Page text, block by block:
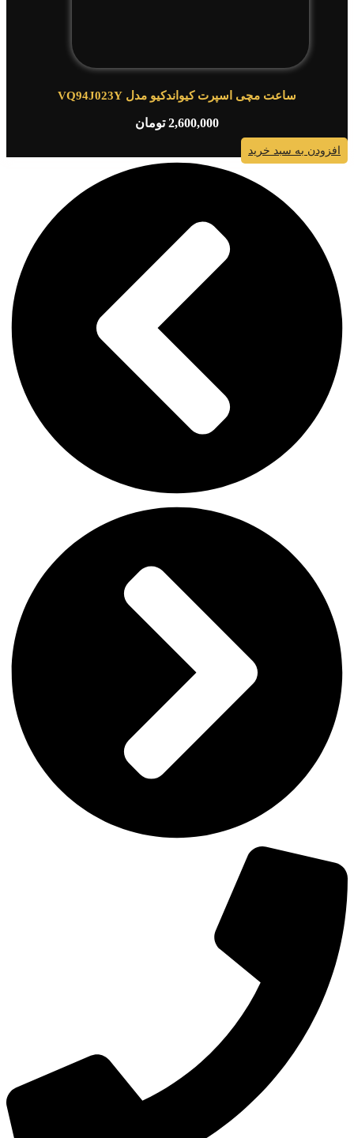
ساعت مچی اسپرت کیواندکیو مدل VQ94J023Y
2,600,000 تومان
افزودن به سبد خرید